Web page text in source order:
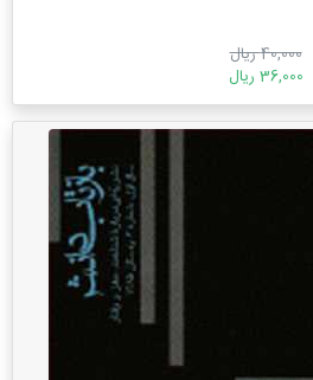
40,000 ریال
36,000 ریال